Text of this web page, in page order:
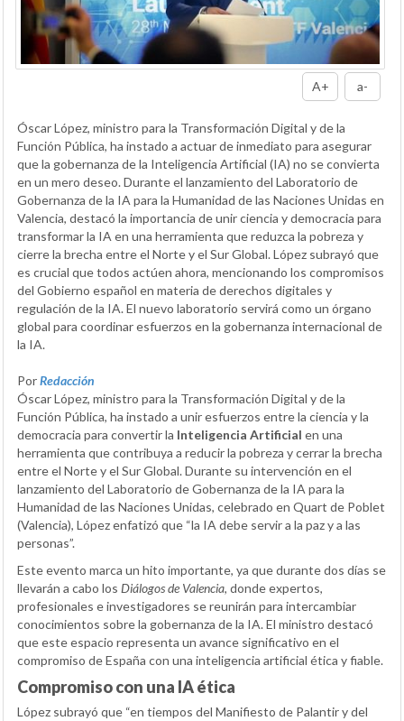
A+ a-
Óscar López, ministro para la Transformación Digital y de la
Función Pública, ha instado a actuar de inmediato para asegurar
que la gobernanza de la Inteligencia Artificial (IA) no se convierta
en un mero deseo. Durante el lanzamiento del Laboratorio de
Gobernanza de la IA para la Humanidad de las Naciones Unidas en
Valencia, destacó la importancia de unir ciencia y democracia para
transformar la IA en una herramienta que reduzca la pobreza y
cierre la brecha entre el Norte y el Sur Global. López subrayó que
es crucial que todos actúen ahora, mencionando los compromisos
del Gobierno español en materia de derechos digitales y
regulación de la IA. El nuevo laboratorio servirá como un órgano
global para coordinar esfuerzos en la gobernanza internacional de
la IA.
PorRedacción
Óscar López, ministro para la Transformación Digital y de la
Función Pública, ha instado a unir esfuerzos entre la ciencia y la
democracia para convertir la Inteligencia Artificial en una
herramienta que contribuya a reducir la pobreza y cerrar la brecha
entre el Norte y el Sur Global. Durante su intervención en el
lanzamiento del Laboratorio de Gobernanza de la IA para la
Humanidad de las Naciones Unidas, celebrado en Quart de Poblet
(Valencia), López enfatizó que “la IA debe servir a la paz y a las
personas”.
Este evento marca un hito importante, ya que durante dos días se
llevarán a cabo los Diálogos de Valencia, donde expertos,
profesionales e investigadores se reunirán para intercambiar
conocimientos sobre la gobernanza de la IA. El ministro destacó
que este espacio representa un avance significativo en el
compromiso de España con una inteligencia artificial ética y fiable.
Compromiso con una IA ética
López subrayó que “en tiempos del Manifiesto de Palantir y del